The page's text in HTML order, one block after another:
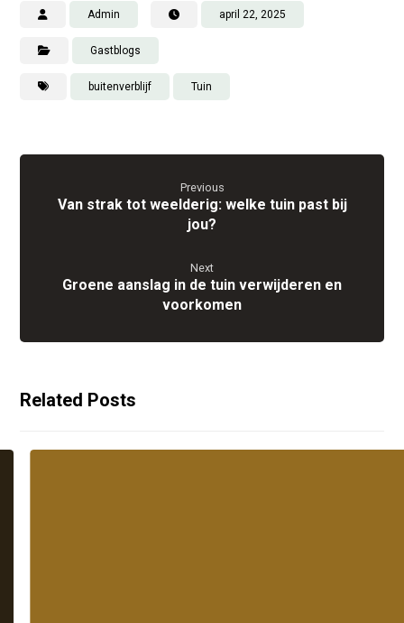
Admin april 22, 2025
Gastblogs
buitenverblijf Tuin
Previous
Van strak tot weelderig: welke tuin past bij
jou?
Next
Groene aanslag in de tuin verwijderen en
voorkomen
Related Posts